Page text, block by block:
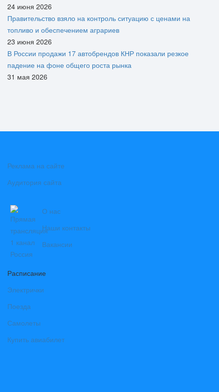
24 июня 2026
Правительство взяло на контроль ситуацию с ценами на
топливо и обеспечением аграриев
23 июня 2026
В России продажи 17 автобрендов КНР показали резкое
падение на фоне общего роста рынка
31 мая 2026
Реклама на сайте
Аудитория сайта
О нас
Наши контакты
Вакансии
Расписание
Электрички
Поезда
Самолеты
Купить авиабилет